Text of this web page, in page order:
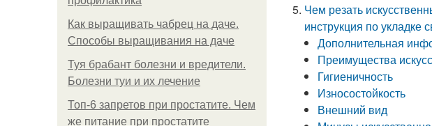
Как выращивать чабрец на даче.
Способы выращивания на даче
Туя брабант болезни и вредители.
Болезни туи и их лечение
Топ-6 запретов при простатите. Чем
же питание при простатите
Чем резать
инструкция по укладке
Дополнительная
Преимущества
Гигиеничность
Износостойкость
Внешний вид